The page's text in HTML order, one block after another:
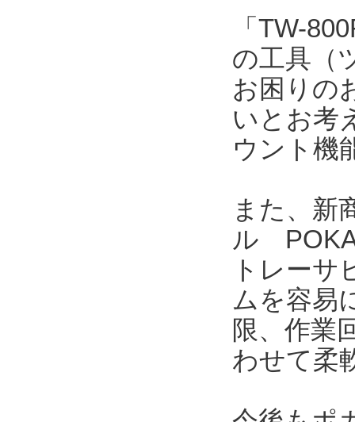
「TW-
の工具（
お困りの
いとお考
ウント機
また、新
ル
トレーサ
ムを容易
限、作業
わせて柔